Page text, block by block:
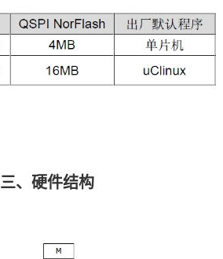
三、硬件结构